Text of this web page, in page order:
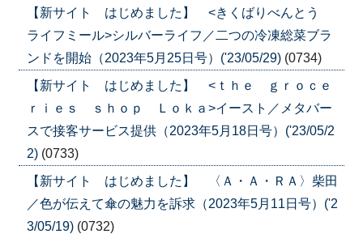
【新サイト はじめました】 <きくばりべんとう
ライフミール>シルバーライフ／二つの冷凍総菜ブラ
ンドを開始（2023年5月25日号）('23/05/29) (0734)
【新サイト はじめました】 <ｔｈｅ ｇｒｏｃｅ
ｒｉｅｓ ｓｈｏｐ Ｌｏｋａ>イースト／メタバー
スで接客サービス提供（2023年5月18日号）('23/05/2
2) (0733)
【新サイト はじめました】 〈Ａ・Ａ・ＲＡ〉柴田
／色が伝えて傘の魅力を訴求（2023年5月11日号）('2
3/05/19) (0732)